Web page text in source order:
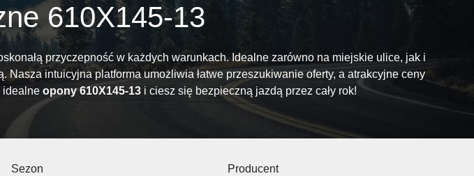
610X145-13
przyczepność w każdych warunkach. Idealne zarówno na miejskie ulice, jak i
Nasza intuicyjna platforma umożliwia łatwe przeszukiwanie oferty, a atrakcyjne ceny
idealne opony 610X145-13i ciesz się bezpieczną jazdą przez cały rok!
Sezon
Producent